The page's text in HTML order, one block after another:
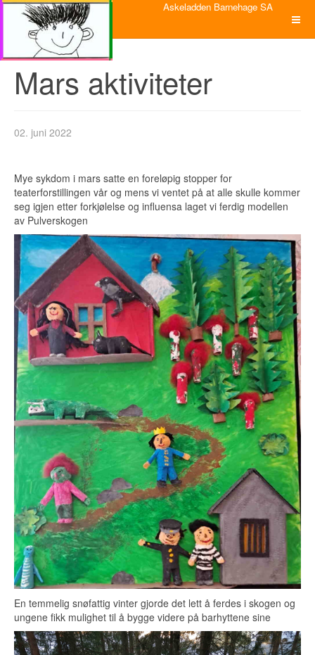
Askeladden Barnehage SA
Mars aktiviteter
02. juni 2022
Mye sykdom i mars satte en foreløpig stopper for
teaterforstillingen vår og mens vi ventet på at alle skulle kommer
seg igjen etter forkjølelse og influensa laget vi ferdig modellen
av Pulverskogen
En temmelig snøfattig vinter gjorde det lett å ferdes i skogen og
ungene fikk mulighet til å bygge videre på barhyttene sine